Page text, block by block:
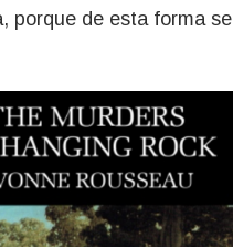
porque de esta forma se